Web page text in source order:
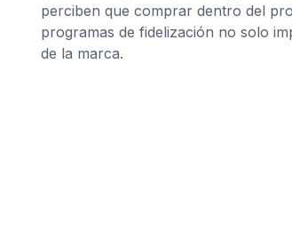
perciben que comprar dentro del
programas de fidelización no solo
de la marca.